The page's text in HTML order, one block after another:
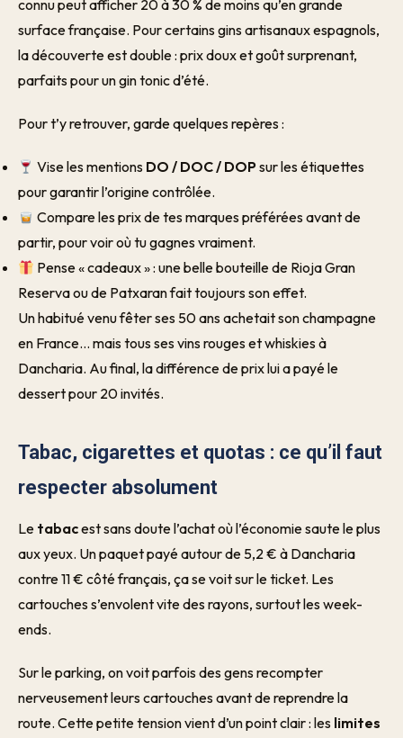
connu peut afficher 20 à 30 % de moins qu’en grande
surface française. Pour certains gins artisanaux espagnols,
la découverte est double : prix doux et goût surprenant,
parfaits pour un gin tonic d’été.
Pour t’y retrouver, garde quelques repères :
Vise les mentions DO / DOC / DOPsur les étiquettes
pour garantir l’origine contrôlée.
Compare les prix de tes marques préférées avant de
partir, pour voir où tu gagnes vraiment.
Pense « cadeaux » : une belle bouteille de Rioja Gran
Reserva ou de Patxaran fait toujours son effet.
Un habitué venu fêter ses 50 ans achetait son champagne
en France… mais tous ses vins rouges et whiskies à
Dancharia. Au final, la différence de prix lui a payé le
dessert pour 20 invités.
Tabac, cigarettes et quotas : ce qu’il faut
respecter absolument
Le tabacest sans doute l’achat où l’économie saute le plus
aux yeux. Un paquet payé autour de 5,2 € à Dancharia
contre 11 € côté français, ça se voit sur le ticket. Les
cartouches s’envolent vite des rayons, surtout les week-
ends.
Sur le parking, on voit parfois des gens recompter
nerveusement leurs cartouches avant de reprendre la
route. Cette petite tension vient d’un point clair : les limites